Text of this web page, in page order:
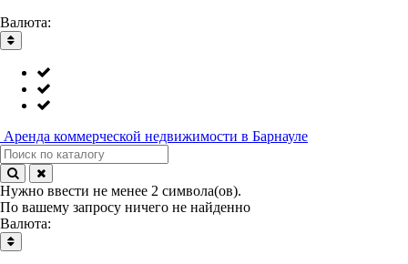
Валюта:
Аренда коммерческой недвижимости в Барнауле
Нужно ввести не менее 2 символа(ов).
По вашему запросу ничего не найденно
Валюта: